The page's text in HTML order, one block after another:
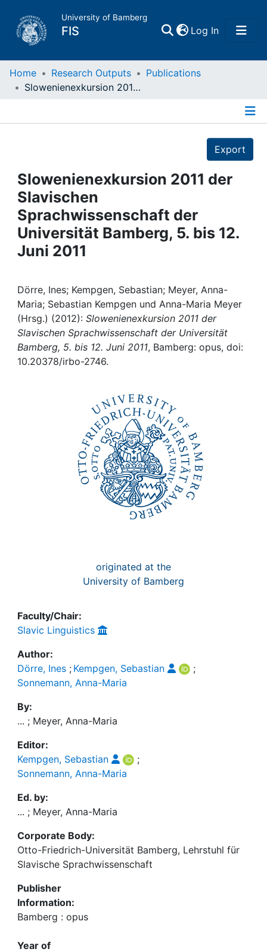
University of Bamberg
FIS Log In(current)
Home
Projects
People
Institutions
My FIS
Help
Home Research Outputs
Publications
Slowenienexkursion 2011 der Slavischen Sprachwissenschaft der Universität Bamberg, 5. bis 12. Juni 2011
Export
Slowenienexkursion 2011 der
Slavischen
Sprachwissenschaft der
Universität Bamberg, 5. bis 12.
Juni 2011
Dörre, Ines; Kempgen, Sebastian; Meyer, Anna-
Maria; Sebastian Kempgen und Anna-Maria Meyer
(Hrsg.) (2012): Slowenienexkursion 2011 der
Slavischen Sprachwissenschaft der Universität
Bamberg, 5. bis 12. Juni 2011, Bamberg: opus, doi:
10.20378/irbo-2746.
originated at the
University of Bamberg
Faculty/Chair:
Slavic Linguistics
Author:
Dörre, Ines ; Kempgen, Sebastian
;
Sonnemann, Anna-Maria
By:
... ; Meyer, Anna-Maria
Editor:
Kempgen, Sebastian
;
Sonnemann, Anna-Maria
Ed. by:
... ; Meyer, Anna-Maria
Corporate Body:
Otto-Friedrich-Universität Bamberg, Lehrstuhl für
Slavische Sprachwissenschaft
Publisher
Information:
Bamberg : opus
Year of